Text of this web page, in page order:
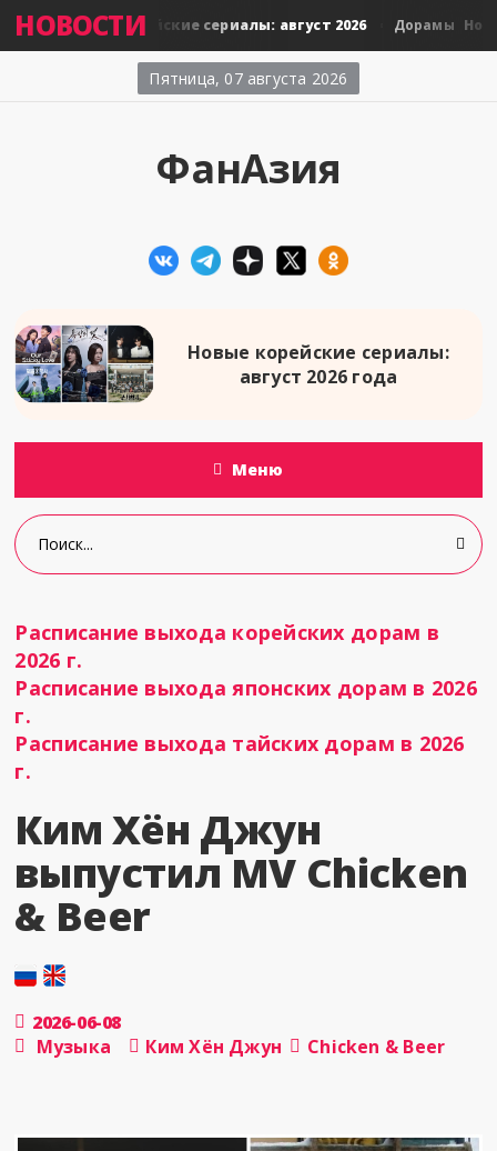
НОВОСТИ
Новые тайские сериалы: август 2026 Дорамы Новые
Пятница, 07 августа 2026
ФанАзия
Новые корейские сериалы:
август 2026 года
Меню
Расписание выхода корейских дорам в
2026 г.
Расписание выхода японских дорам в 2026
г.
Расписание выхода тайских дорам в 2026
г.
Ким Хён Джун
выпустил MV Chicken
& Beer
2026-06-08
Музыка
Ким Хён Джун Chicken & Beer